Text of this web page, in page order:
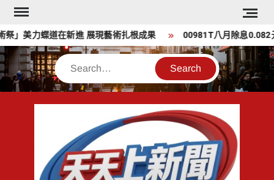
Skip
content
美力蝶道在新進 展現藝術扎根成果 00981T八月除息0.082
Search